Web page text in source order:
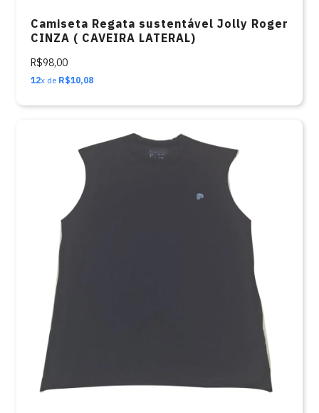
Camiseta Regata sustentável Jolly Roger
CINZA ( CAVEIRA LATERAL)
R$98,00
12x de R$10,08